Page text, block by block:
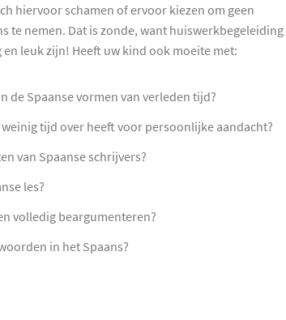
hiervoor schamen of ervoor kiezen om geen
te nemen. Dat is zonde, want huiswerkbegeleiding
leuk zijn! Heeft uw kind ook moeite met:
de Spaanse vormen van verleden tijd?
weinig tijd over heeft voor persoonlijke aandacht?
van Spaanse schrijvers?
les?
volledig beargumenteren?
in het Spaans?